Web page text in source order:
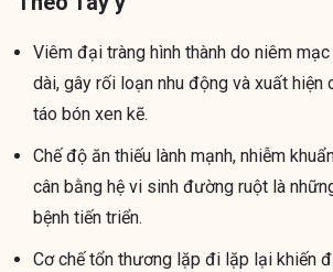
Viêm đại tràng hình thành do niêm
dài, gây rối loạn nhu động và xuất hiện
táo bón xen kẽ.
Chế độ ăn thiếu lành mạnh, nhiễm
cân bằng hệ vi sinh đường ruột là
bệnh tiến triển.
Cơ chế tổn thương lặp đi lặp lại khiến